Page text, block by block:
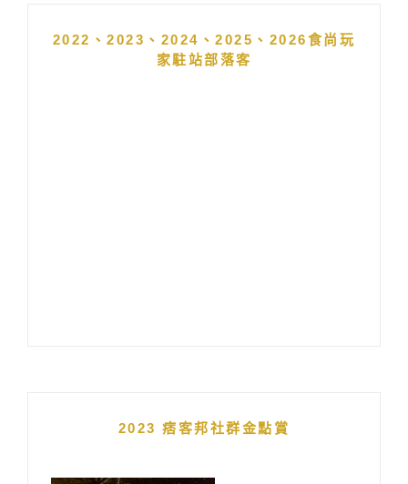
2022、2023、2024、2025、2026食尚玩
家駐站部落客
2023 痞客邦社群金點賞